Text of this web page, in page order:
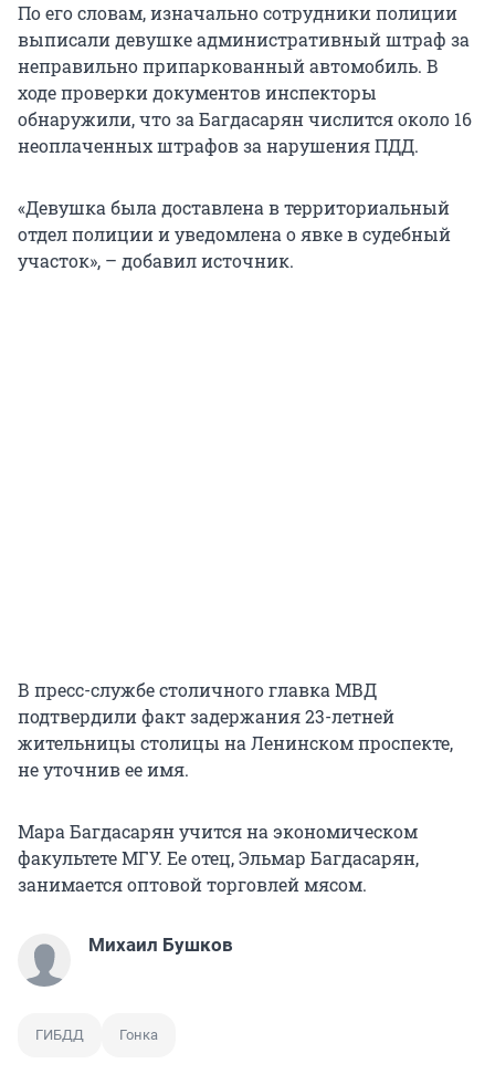
По его словам, изначально сотрудники полиции
выписали девушке административный штраф за
неправильно припаркованный автомобиль. В
ходе проверки документов инспекторы
обнаружили, что за Багдасарян числится около 16
неоплаченных штрафов за нарушения ПДД.
«Девушка была доставлена в территориальный
отдел полиции и уведомлена о явке в судебный
участок», – добавил источник.
В пресс-службе столичного главка МВД
подтвердили факт задержания 23-летней
жительницы столицы на Ленинском проспекте,
не уточнив ее имя.
Мара Багдасарян учится на экономическом
факультете МГУ. Ее отец, Эльмар Багдасарян,
занимается оптовой торговлей мясом.
Михаил Бушков
ГИБДД Гонка